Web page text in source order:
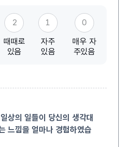
2
때때로
있음
1
자주
있음
0
매우 자
주있음
상의 일들이 당신의 생각대
느낌을 얼마나 경험하였습